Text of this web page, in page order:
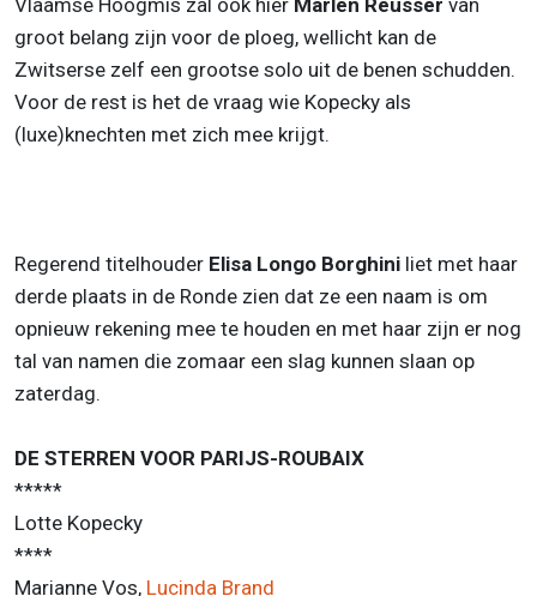
groot belang zijn voor de ploeg, wellicht kan de
Zwitserse zelf een grootse solo uit de benen schudden.
Voor de rest is het de vraag wie Kopecky als
(luxe)knechten met zich mee krijgt.
Regerend titelhouder Elisa Longo Borghini liet met haar
derde plaats in de Ronde zien dat ze een naam is om
opnieuw rekening mee te houden en met haar zijn er nog
tal van namen die zomaar een slag kunnen slaan op
zaterdag.
DE STERREN VOOR PARIJS-ROUBAIX
*****
Lotte Kopecky
****
Marianne Vos, Lucinda Brand